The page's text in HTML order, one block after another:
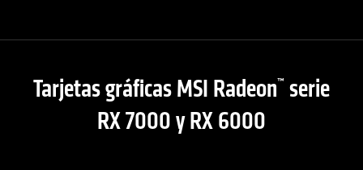
Tarjetas gráficas MSI Radeon™ serie
RX 7000 y RX 6000